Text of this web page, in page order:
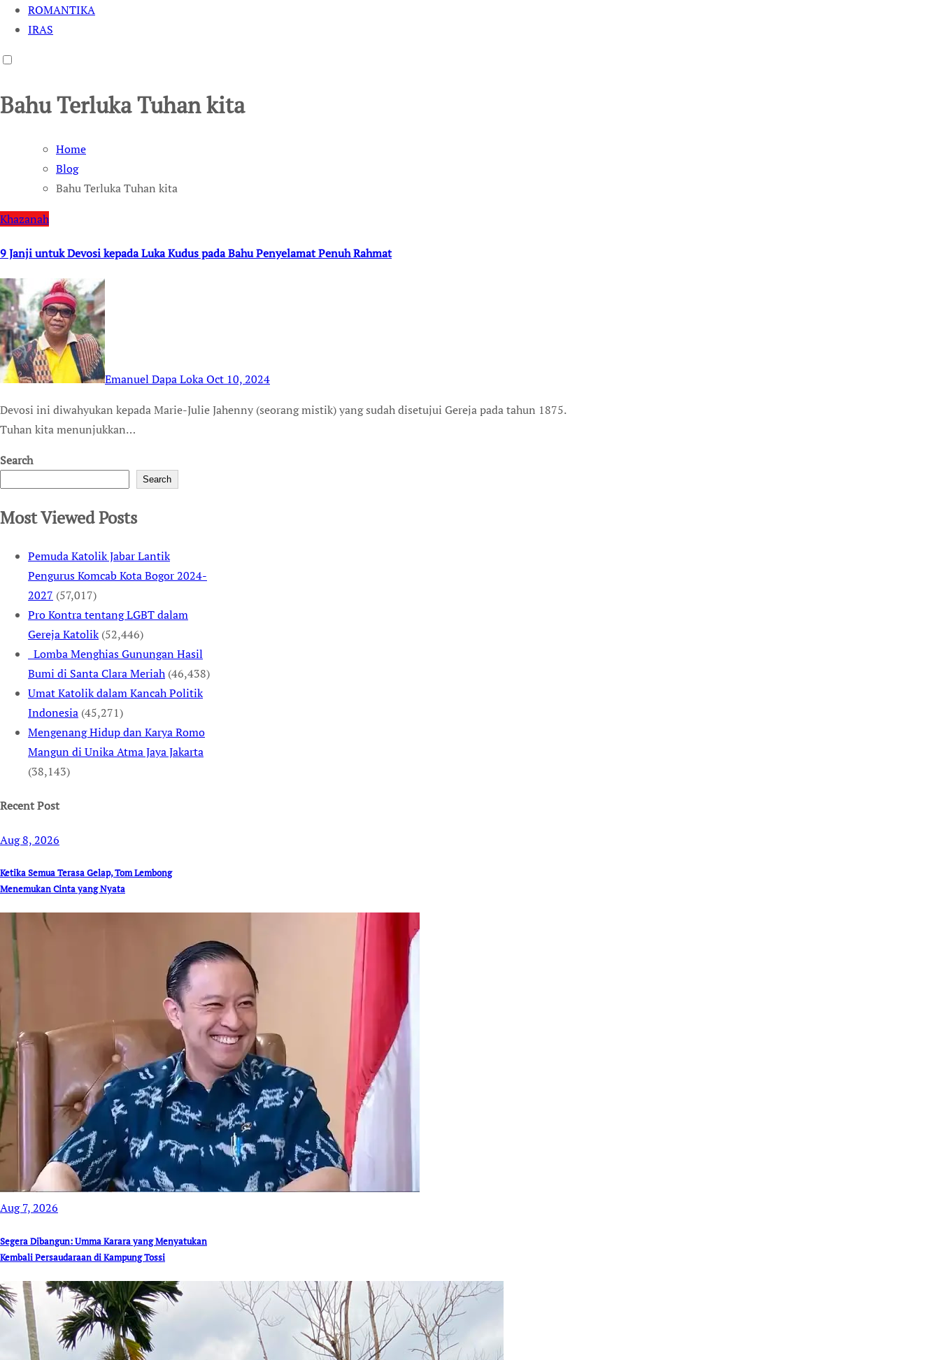
ROMANTIKA
IRAS
Bahu Terluka Tuhan kita
Home
Blog
Bahu Terluka Tuhan kita
Khazanah
9 Janji untuk Devosi kepada Luka Kudus pada Bahu Penyelamat Penuh Rahmat
Emanuel Dapa LokaOct 10, 2024
Devosi ini diwahyukan kepada Marie-Julie Jahenny (seorang mistik) yang sudah disetujui Gereja pada tahun 1875.
Tuhan kita menunjukkan…
Search
Search
Most Viewed Posts
Pemuda Katolik Jabar Lantik
Pengurus Komcab Kota Bogor 2024-
2027 (57,017)
Pro Kontra tentang LGBT dalam
Gereja Katolik (52,446)
Lomba Menghias Gunungan Hasil
Bumi di Santa Clara Meriah (46,438)
Umat Katolik dalam Kancah Politik
Indonesia (45,271)
Mengenang Hidup dan Karya Romo
Mangun di Unika Atma Jaya Jakarta
(38,143)
Recent Post
Aug 8, 2026
Ketika Semua Terasa Gelap, Tom Lembong
Menemukan Cinta yang Nyata
Aug 7, 2026
Segera Dibangun: Umma Karara yang Menyatukan
Kembali Persaudaraan di Kampung Tossi